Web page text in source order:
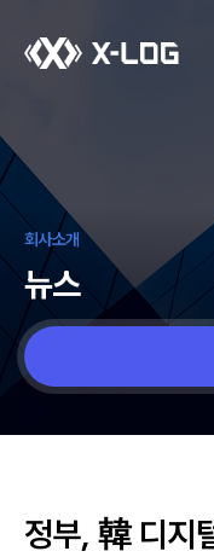
회사소개
뉴스
정부, 韓 디지